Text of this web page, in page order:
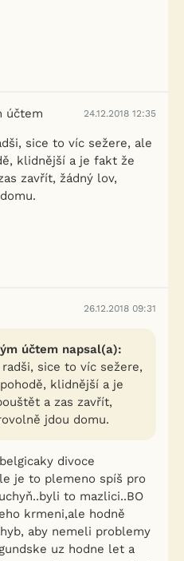
účtem 24.12.2018 12:35
sice to víc sežere, ale
klidnější a je fakt že
zavřít, žádný lov,
26.12.2018 09:31
účtem napsal(a):
sice to víc sežere,
klidnější a je
a zas zavřít,
jdou domu.
divoce
je to plemeno spíš pro
to mazlici..BO
krmeni,ale hodně
aby nemeli problemy
uz hodne let a